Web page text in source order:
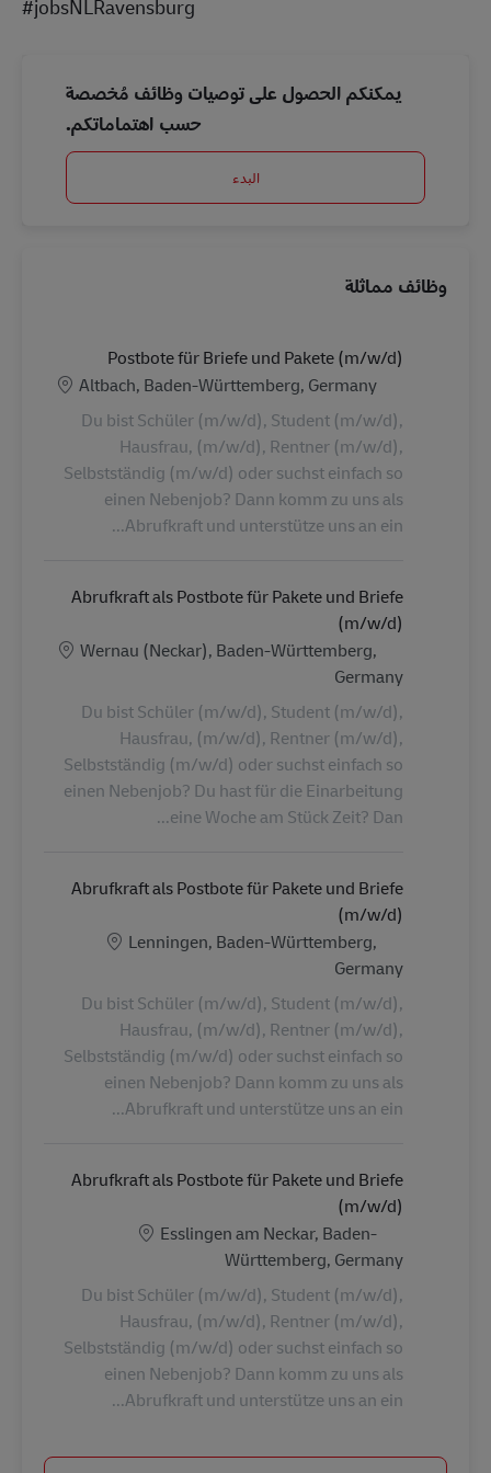
#jobsNLRavensburg
يمكنكم الحصول على توصيات وظائف مُخصصة
حسب اهتماماتكم.
البدء
وظائف مماثلة
Postbote für Briefe und Pakete (m/w/d)
الموقع
Altbach, Baden-Württemberg, Germany
Du bist Schüler (m/w/d), Student (m/w/d),
Hausfrau, (m/w/d), Rentner (m/w/d),
Selbstständig (m/w/d) oder suchst einfach so
einen Nebenjob? Dann komm zu uns als
Abrufkraft und unterstütze uns an ein...
Abrufkraft als Postbote für Pakete und Briefe
(m/w/d)
الموقع
Wernau (Neckar), Baden-Württemberg,
Germany
Du bist Schüler (m/w/d), Student (m/w/d),
Hausfrau, (m/w/d), Rentner (m/w/d),
Selbstständig (m/w/d) oder suchst einfach so
einen Nebenjob? Du hast für die Einarbeitung
eine Woche am Stück Zeit? Dan...
Abrufkraft als Postbote für Pakete und Briefe
(m/w/d)
الموقع
Lenningen, Baden-Württemberg,
Germany
Du bist Schüler (m/w/d), Student (m/w/d),
Hausfrau, (m/w/d), Rentner (m/w/d),
Selbstständig (m/w/d) oder suchst einfach so
einen Nebenjob? Dann komm zu uns als
Abrufkraft und unterstütze uns an ein...
Abrufkraft als Postbote für Pakete und Briefe
(m/w/d)
الموقع
Esslingen am Neckar, Baden-
Württemberg, Germany
Du bist Schüler (m/w/d), Student (m/w/d),
Hausfrau, (m/w/d), Rentner (m/w/d),
Selbstständig (m/w/d) oder suchst einfach so
einen Nebenjob? Dann komm zu uns als
Abrufkraft und unterstütze uns an ein...